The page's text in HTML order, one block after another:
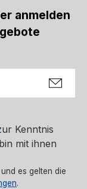
anmelden
Kenntnis
mit ihnen
es gelten die
.